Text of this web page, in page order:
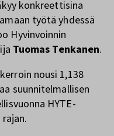
konkreettisina
työtä yhdessä
Hyvinvoinnin
Tuomas Tenkanen.
nousi 1,138
suunnitelmallisen
HYTE-